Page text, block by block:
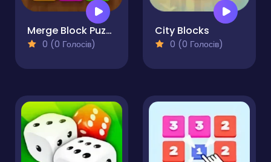
Merge Block Puzzle
0 (0 Голосів)
City Blocks
0 (0 Голосів)